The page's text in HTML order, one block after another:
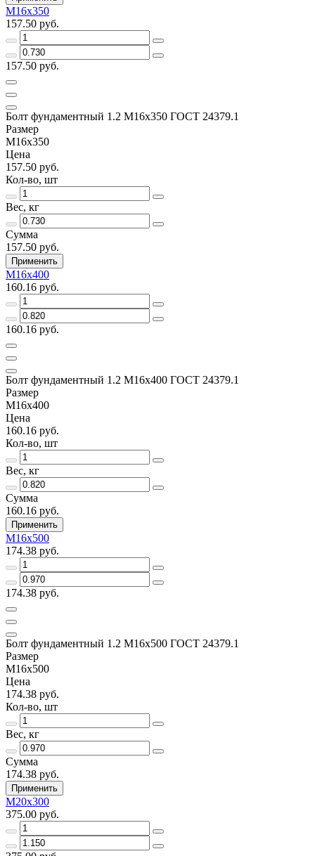
М16х350
157.50 руб.
157.50 руб.
Болт фундаментный 1.2 М16х350 ГОСТ 24379.1
Размер
М16х350
Цена
157.50 руб.
Кол-во, шт
Вес, кг
Сумма
157.50 руб.
Применить
М16х400
160.16 руб.
160.16 руб.
Болт фундаментный 1.2 М16х400 ГОСТ 24379.1
Размер
М16х400
Цена
160.16 руб.
Кол-во, шт
Вес, кг
Сумма
160.16 руб.
Применить
М16х500
174.38 руб.
174.38 руб.
Болт фундаментный 1.2 М16х500 ГОСТ 24379.1
Размер
М16х500
Цена
174.38 руб.
Кол-во, шт
Вес, кг
Сумма
174.38 руб.
Применить
М20х300
375.00 руб.